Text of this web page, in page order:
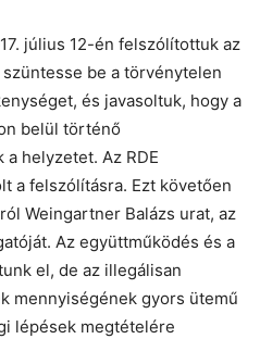
július 12-én felszólítottuk az
szüntesse be a törvénytelen
és javasoltuk, hogy a
belül történő
helyzetet. Az RDE
a felszólításra. Ezt követően
Weingartner Balázs urat, az
Az együttműködés és a
el, de az illegálisan
mennyiségének gyors ütemű
lépések megtételére